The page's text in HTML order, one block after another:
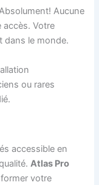
Aucune
accès. Votre
dans le monde.
ou rares
accessible en
Atlas Pro
votre